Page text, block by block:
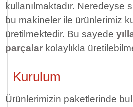
kullanılmaktadır. Neredeyse
bu makineler ile ürünlerimiz
üretilmektedir. Bu sayede
parçalar kolaylıkla
Kurulum
Ürünlerimizin paketlerinde